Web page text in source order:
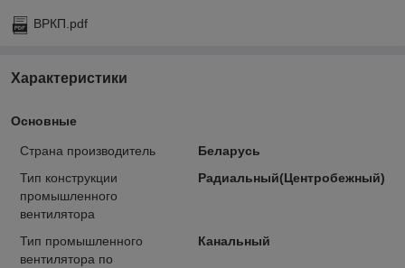
ВРКП.pdf
Характеристики
Основные
Страна производитель
Беларусь
Тип конструкции
промышленного
вентилятора
Радиальный(Центробежный)
Тип промышленного
вентилятора по
Канальный